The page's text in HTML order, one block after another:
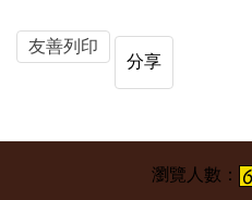
友善列印
分享